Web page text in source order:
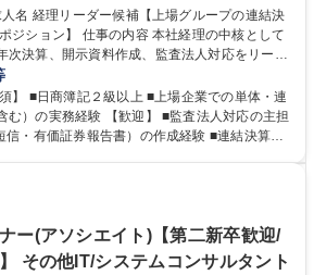
本社経理の中核として
次決算、開示資料作成、監査法人対応をリー
準化と業務プロセス改善を推進し、ガバナンス
作成・収集、連
プ会社経理の一括管理：月次・年次レビュー、
算：整理仕訳、内訳書作成、開示資料作成 ■
リーダー候補【上場
行の中核を担うポジション】
】 ■日商簿記２級以上 ■上場企業での単体・連
迎】 ■監査法人対応の主担
信・有価証券報告書）の作成経験 ■連結決算の
資格：
ー(アソシエイト)【第二新卒歓迎/
その他IT/システムコンサルタント